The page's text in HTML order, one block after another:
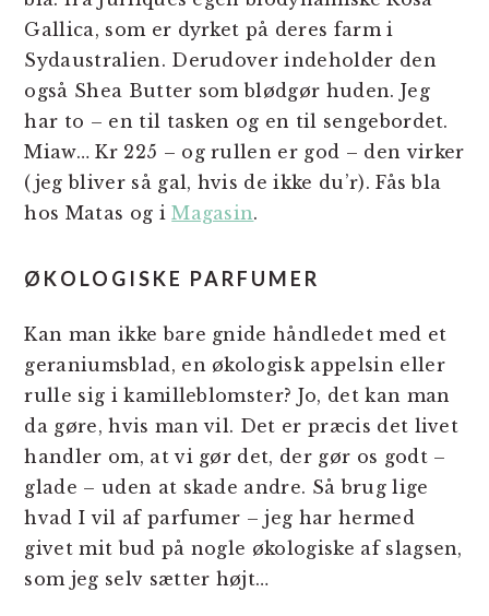
Gallica, som er dyrket på deres farm i
Sydaustralien. Derudover indeholder den
også Shea Butter som blødgør huden. Jeg
har to – en til tasken og en til sengebordet.
Miaw… Kr 225 – og rullen er god – den virker
(jeg bliver så gal, hvis de ikke du’r). Fås bla
hos Matas og iMagasin.
ØKOLOGISKE PARFUMER
Kan man ikke bare gnide håndledet med et
geraniumsblad, en økologisk appelsin eller
rulle sig i kamilleblomster? Jo, det kan man
da gøre, hvis man vil. Det er præcis det livet
handler om, at vi gør det, der gør os godt –
glade – uden at skade andre. Så brug lige
hvad I vil af parfumer – jeg har hermed
givet mit bud på nogle økologiske af slagsen,
som jeg selv sætter højt…